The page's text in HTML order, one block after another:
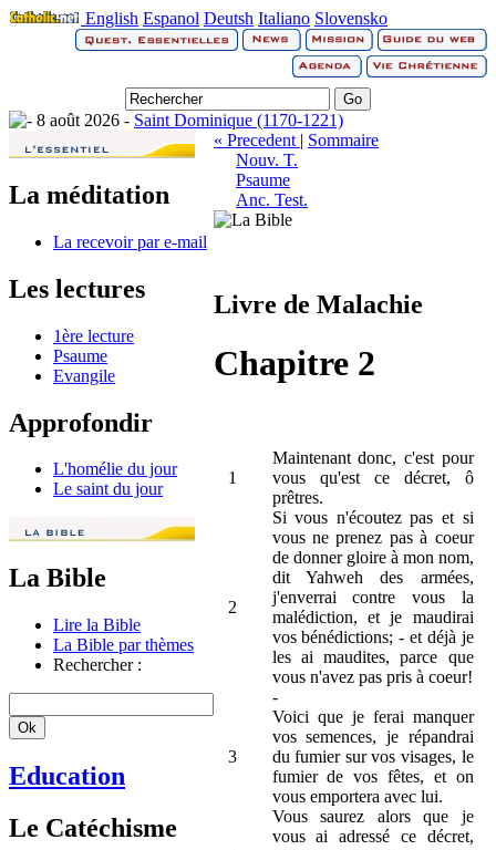
English Espanol Deutsh Italiano Slovensko
8 août 2026 - Saint Dominique (1170-1221)
La méditation
La recevoir par e-mail
Les lectures
1ère lecture
Psaume
Evangile
Approfondir
L'homélie du jour
Le saint du jour
La Bible
Lire la Bible
La Bible par thèmes
Rechercher :
Education
Le Catéchisme
« Precedent | Sommaire
Nouv. T.
Psaume
Anc. Test.
Livre de Malachie
Chapitre 2
1
Maintenant donc, c'est pour
vous qu'est ce décret, ô
prêtres.
2
Si vous n'écoutez pas et si
vous ne prenez pas à coeur
de donner gloire à mon nom,
dit Yahweh des armées,
j'enverrai contre vous la
malédiction, et je maudirai
vos bénédictions; - et déjà je
les ai maudites, parce que
vous n'avez pas pris à coeur!
-
3
Voici que je ferai manquer
vos semences, je répandrai
du fumier sur vos visages, le
fumier de vos fêtes, et on
vous emportera avec lui.
Vous saurez alors que je
vous ai adressé ce décret,